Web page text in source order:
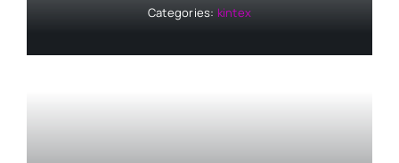
Categories: kintex